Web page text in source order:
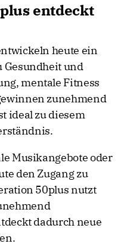
entdeckt
heute ein
Gesundheit und
mentale Fitness
zunehmend
ideal zu diesem
Musikangebote oder
den Zugang zu
50plus nutzt
dadurch neue